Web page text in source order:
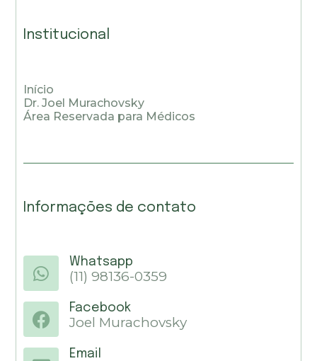
Institucional
Início
Dr. Joel Murachovsky
Área Reservada para Médicos
Informações de contato
Whatsapp
(11) 98136-0359
Facebook
Joel Murachovsky
Email